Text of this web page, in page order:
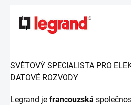
SVĚTOVÝ SPECIALISTA PRO
DATOVÉ ROZVODY
Legrand je francouzská